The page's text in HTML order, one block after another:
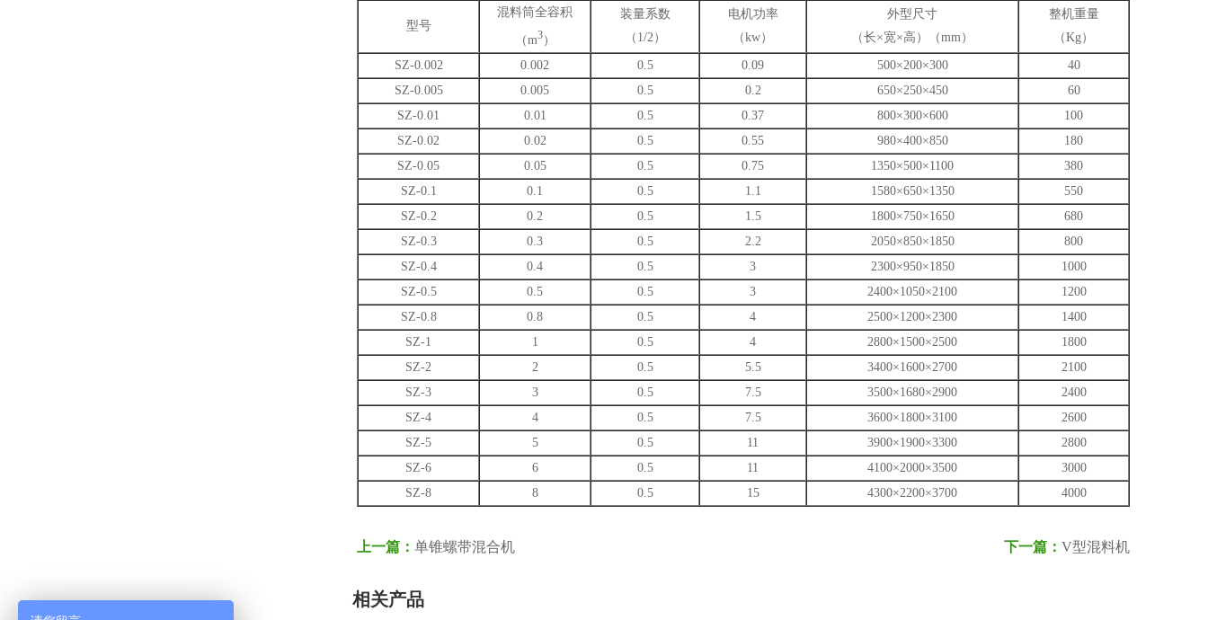
型号
混料筒全容积
（m3）
装量系数
（1/2）
电机功率
（kw）
外型尺寸
（长×宽×高）（mm）
整机重量
（Kg）
SZ-0.002 0.002 0.5 0.09 500×200×300
40
SZ-0.005
0.005 0.5 0.2 650×250×450
60
SZ-0.01
0.01 0.5 0.37 800×300×600
100
SZ-0.02
0.02 0.5 0.55 980×400×850
180
SZ-0.05
0.05 0.5 0.75 1350×500×1100
380
SZ-0.1
0.1 0.5 1.1 1580×650×1350
550
SZ-0.2
0.2 0.5 1.5 1800×750×1650
680
SZ-0.3
0.3 0.5 2.2 2050×850×1850
800
SZ-0.4
0.4 0.5 3 2300×950×1850
1000
SZ-0.5
0.5 0.5 3 2400×1050×2100
1200
SZ-0.8
0.8 0.5 4 2500×1200×2300
1400
SZ-1
1 0.5 4 2800×1500×2500
1800
SZ-2
2 0.5 5.5 3400×1600×2700
2100
SZ-3
3 0.5 7.5 3500×1680×2900
2400
SZ-4
4 0.5 7.5 3600×1800×3100
2600
SZ-5
5 0.5 11 3900×1900×3300
2800
SZ-6
6 0.5 11 4100×2000×3500
3000
SZ-8
8 0.5 15 4300×2200×3700 4000
上一篇： 单锥螺带混合机 下一篇： V型混料机
相关产品